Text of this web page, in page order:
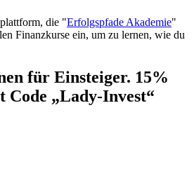
die "Erfolgspfade Akademie"
Finanzkurse ein, um zu lernen, wie du
für Einsteiger. 15%
Code „Lady-Invest“